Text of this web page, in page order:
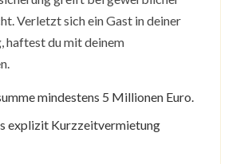
Verletzt sich ein Gast in deiner
haftest du mit deinem
mindestens 5 Millionen Euro.
explizit Kurzzeitvermietung